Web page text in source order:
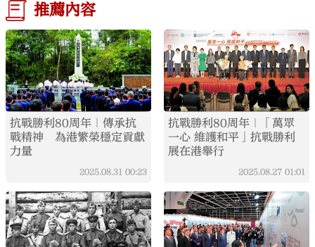
推薦內容
抗戰勝利80周年｜傳承抗
戰精神 為港繁榮穩定貢獻
力量
2025.08.31 00:23
抗戰勝利80周年｜「萬眾
一心 維護和平」抗戰勝利
展在港舉行
2025.08.27 01:01